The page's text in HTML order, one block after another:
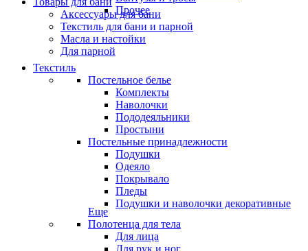
Прочее
Аксессуары для бани
Текстиль для бани и парной
Масла и настойки
Для парной
Текстиль
Постельное белье
Комплекты
Наволочки
Пододеяльники
Простыни
Постельные принадлежности
Подушки
Одеяло
Покрывало
Пледы
Подушки и наволочки декоративные
Еще
Полотенца для тела
Для лица
Для рук и ног